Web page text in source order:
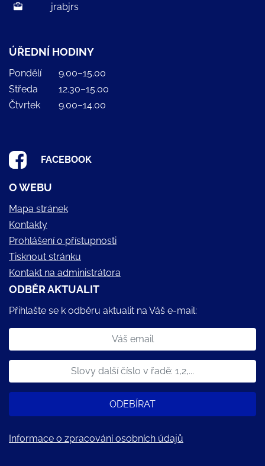
jrabjrs
ÚŘEDNÍ HODINY
Pondělí
9.00–15.00
Středa
12.30–15.00
Čtvrtek
9.00–14.00
FACEBOOK
O WEBU
Mapa stránek
Kontakty
Prohlášení o přístupnosti
Tisknout stránku
Kontakt na administrátora
ODBĚR AKTUALIT
Přihlašte se k odběru aktualit na Váš e-mail:
ODEBÍRAT
Informace o zpracování osobních údajů